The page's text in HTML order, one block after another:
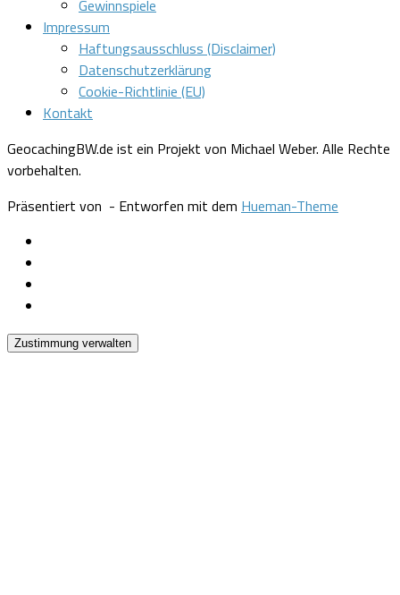
Gewinnspiele
Impressum
Haftungsausschluss (Disclaimer)
Datenschutzerklärung
Cookie-Richtlinie (EU)
Kontakt
GeocachingBW.de ist ein Projekt von Michael Weber. Alle Rechte
vorbehalten.
Präsentiert von - Entworfen mit dem Hueman-Theme
Zustimmung verwalten